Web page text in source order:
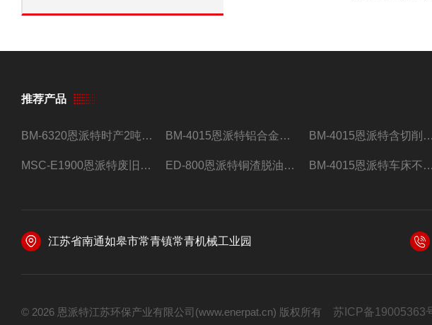
推荐产品
BM-6320恩派特时产2吨合金钢屑压饼机 BM-4015恩派特铝合金屑压饼机 脱油效果好 BM-4015恩派特含切削油铝屑压饼机
MSC-E1900恩派特废旧锂电池极片破碎处理设备 ED-800恩派特铜渣脱油机废铜屑铝屑甩油机 BM-4015恩派特车床不锈钢屑除油压饼机
江苏省南通如皋市常青镇常青机械工业园
© 2026 恩派特江苏环保产业有限公司(www.enerpat.cn) 版权所有 苏ICP备19005363